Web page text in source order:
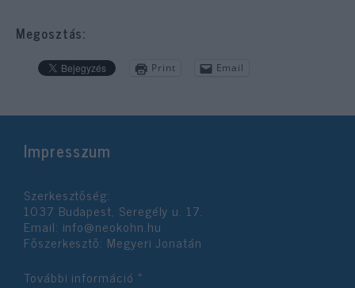
Megosztás:
Print Email
Impresszum
Szerkesztőség:
1037 Budapest, Seregély u. 17.
Email: info@neokohn.hu
Főszerkesztő: Megyeri Jonatán
További információ »